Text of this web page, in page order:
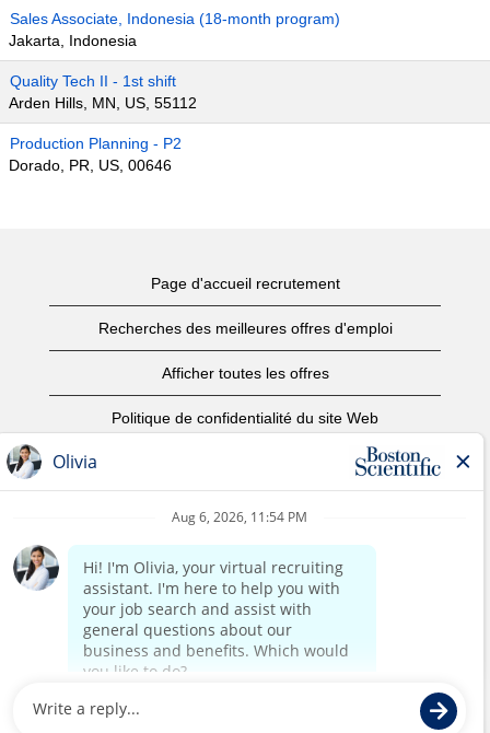
Sales Associate, Indonesia (18-month program)
Jakarta, Indonesia
Quality Tech II - 1st shift
Arden Hills, MN, US, 55112
Production Planning - P2
Dorado, PR, US, 00646
Page d'accueil recrutement
Recherches des meilleures offres d'emploi
Afficher toutes les offres
Politique de confidentialité du site Web
Page d'accueil du site de l'entreprise